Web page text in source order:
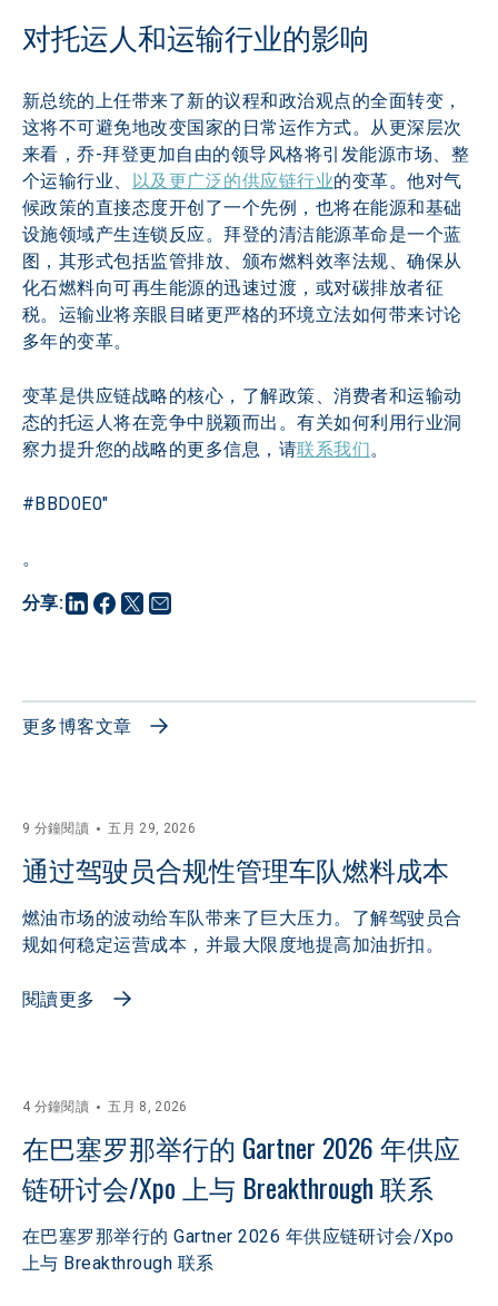
分享:
对托运人和运输行业的影响
新总统的上任带来了新的议程和政治观点的全面转变，
这将不可避免地改变国家的日常运作方式。从更深层次
来看，乔-拜登更加自由的领导风格将引发能源市场、整
个运输行业、 以及更广泛的供应链行业的变革。他对气
候政策的直接态度开创了一个先例，也将在能源和基础
设施领域产生连锁反应。拜登的清洁能源革命是一个蓝
图，其形式包括监管排放、颁布燃料效率法规、确保从
化石燃料向可再生能源的迅速过渡，或对碳排放者征
税。运输业将亲眼目睹更严格的环境立法如何带来讨论
多年的变革。
变革是供应链战略的核心，了解政策、消费者和运输动
态的托运人将在竞争中脱颖而出。有关如何利用行业洞
察力提升您的战略的更多信息，请联系我们。
#BBD0E0"
。
更多博客文章
9 分鐘閱讀 五月 29, 2026
通过驾驶员合规性管理车队燃料成本
燃油市场的波动给车队带来了巨大压力。了解驾驶员合
规如何稳定运营成本，并最大限度地提高加油折扣。
閱讀更多
4 分鐘閱讀 五月 8, 2026
在巴塞罗那举行的 Gartner 2026 年供应
链研讨会/Xpo 上与 Breakthrough 联系
在巴塞罗那举行的 Gartner 2026 年供应链研讨会/Xpo
上与 Breakthrough 联系